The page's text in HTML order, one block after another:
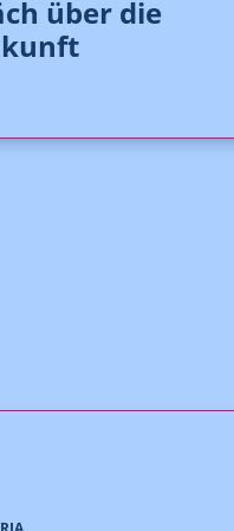
über die